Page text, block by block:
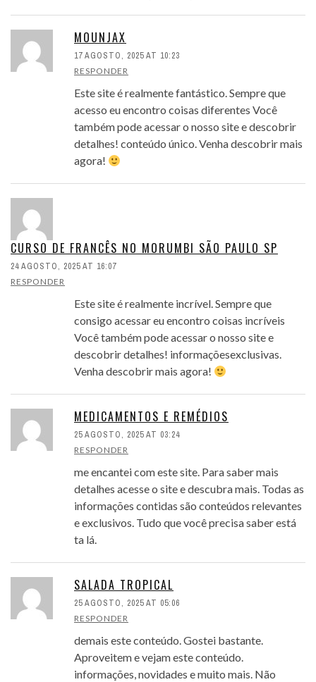
MOUNJAX
17 AGOSTO, 2025 AT 10:23
RESPONDER
Este site é realmente fantástico. Sempre que
acesso eu encontro coisas diferentes Você
também pode acessar o nosso site e descobrir
detalhes! conteúdo único. Venha descobrir mais
agora!
CURSO DE FRANCÊS NO MORUMBI SÃO PAULO SP
24 AGOSTO, 2025 AT 16:07
RESPONDER
Este site é realmente incrível. Sempre que
consigo acessar eu encontro coisas incríveis
Você também pode acessar o nosso site e
descobrir detalhes! informaçõesexclusivas.
Venha descobrir mais agora!
MEDICAMENTOS E REMÉDIOS
25 AGOSTO, 2025 AT 03:24
RESPONDER
me encantei com este site. Para saber mais
detalhes acesse o site e descubra mais. Todas as
informações contidas são conteúdos relevantes
e exclusivos. Tudo que você precisa saber está
ta lá.
SALADA TROPICAL
25 AGOSTO, 2025 AT 05:06
RESPONDER
demais este conteúdo. Gostei bastante.
Aproveitem e vejam este conteúdo.
informações, novidades e muito mais. Não